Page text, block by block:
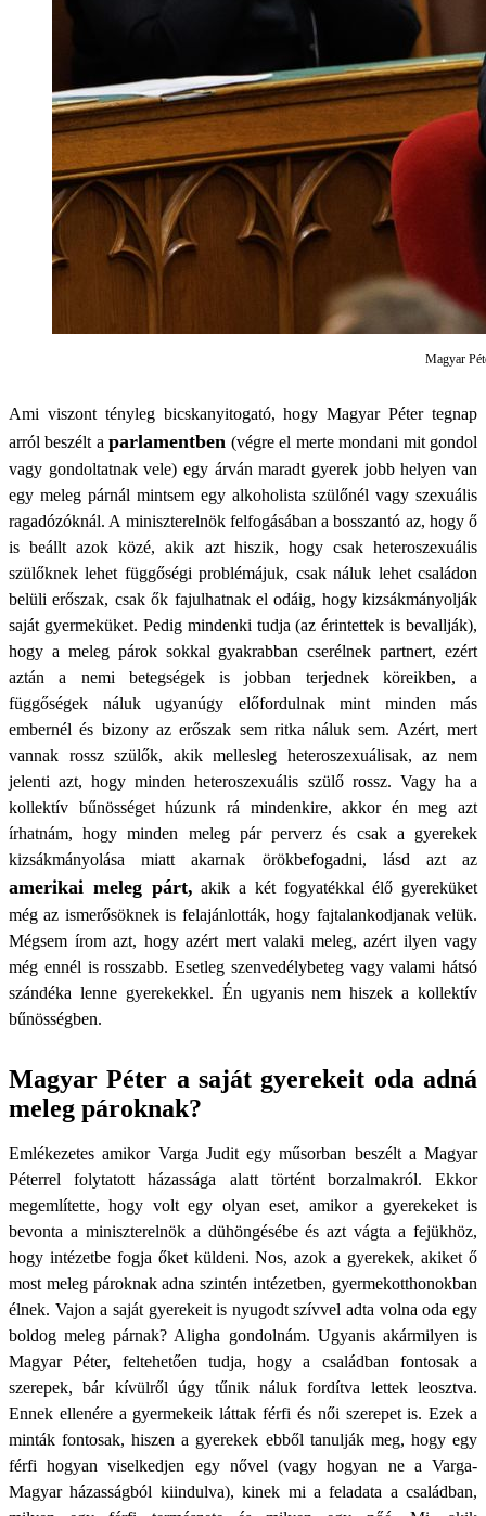
Magyar
Ami viszont tényleg bicskanyitogató, hogy Magyar Péter tegnap
arról beszélt aparlamentben (végre el merte mondani mit gondol
vagy gondoltatnak vele) egy árván maradt gyerek jobb helyen van
egy meleg párnál mintsem egy alkoholista szülőnél vagy szexuális
ragadózóknál. A miniszterelnök felfogásában a bosszantó az, hogy ő
is beállt azok közé, akik azt hiszik, hogy csak heteroszexuális
szülőknek lehet függőségi problémájuk, csak náluk lehet családon
belüli erőszak, csak ők fajulhatnak el odáig, hogy kizsákmányolják
saját gyermeküket. Pedig mindenki tudja (az érintettek is bevallják),
hogy a meleg párok sokkal gyakrabban cserélnek partnert, ezért
aztán a nemi betegségek is jobban terjednek köreikben, a
függőségek náluk ugyanúgy előfordulnak mint minden más
embernél és bizony az erőszak sem ritka náluk sem. Azért, mert
vannak rossz szülők, akik mellesleg heteroszexuálisak, az nem
jelenti azt, hogy minden heteroszexuális szülő rossz. Vagy ha a
kollektív bűnösséget húzunk rá mindenkire, akkor én meg azt
írhatnám, hogy minden meleg pár perverz és csak a gyerekek
kizsákmányolása miatt akarnak örökbefogadni, lásd azt az
amerikai meleg párt, akik a két fogyatékkal élő gyereküket
még az ismerősöknek is felajánlották, hogy fajtalankodjanak velük.
Mégsem írom azt, hogy azért mert valaki meleg, azért ilyen vagy
még ennél is rosszabb. Esetleg szenvedélybeteg vagy valami hátsó
szándéka lenne gyerekekkel. Én ugyanis nem hiszek a kollektív
bűnösségben.
Magyar Péter a saját gyerekeit oda adná
meleg pároknak?
Emlékezetes amikor Varga Judit egy műsorban beszélt a Magyar
Péterrel folytatott házassága alatt történt borzalmakról. Ekkor
megemlítette, hogy volt egy olyan eset, amikor a gyerekeket is
bevonta a miniszterelnök a dühöngésébe és azt vágta a fejükhöz,
hogy intézetbe fogja őket küldeni. Nos, azok a gyerekek, akiket ő
most meleg pároknak adna szintén intézetben, gyermekotthonokban
élnek. Vajon a saját gyerekeit is nyugodt szívvel adta volna oda egy
boldog meleg párnak? Aligha gondolnám. Ugyanis akármilyen is
Magyar Péter, feltehetően tudja, hogy a családban fontosak a
szerepek, bár kívülről úgy tűnik náluk fordítva lettek leosztva.
Ennek ellenére a gyermekeik láttak férfi és női szerepet is. Ezek a
minták fontosak, hiszen a gyerekek ebből tanulják meg, hogy egy
férfi hogyan viselkedjen egy nővel (vagy hogyan ne a Varga-
Magyar házasságból kiindulva), kinek mi a feladata a családban,